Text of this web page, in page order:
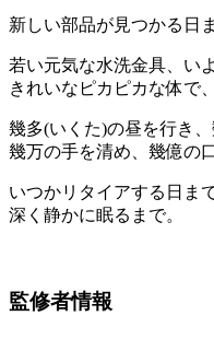
新しい部品が見つかる日
若い元気な水洗金具、い
きれいなピカピカな体で
幾多(いくた)の昼を行き
幾万の手を清め、幾億の
いつかリタイアする日まで
深く静かに眠るまで。
監修者情報